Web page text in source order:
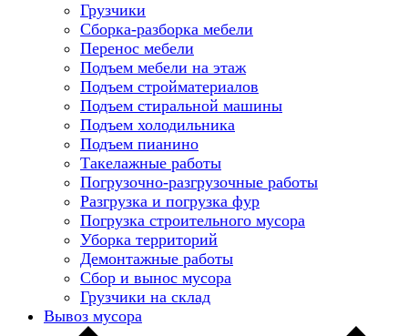
Грузчики
Сборка-разборка мебели
Перенос мебели
Подъем мебели на этаж
Подъем стройматериалов
Подъем стиральной машины
Подъем холодильника
Подъем пианино
Такелажные работы
Погрузочно-разгрузочные работы
Разгрузка и погрузка фур
Погрузка строительного мусора
Уборка территорий
Демонтажные работы
Сбор и вынос мусора
Грузчики на склад
Вывоз мусора